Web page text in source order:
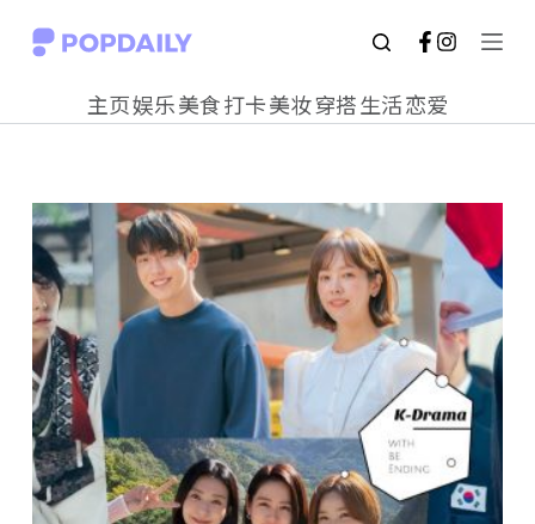
S
o
c
o
n
t
e
n
t
主页娱乐美食打卡美妆穿搭生活恋爱